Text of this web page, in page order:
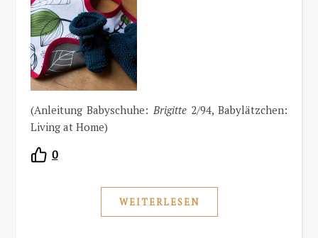
(Anleitung Babyschuhe: Brigitte2/94, Babylätzchen:
Living at Home)
0
WEITERLESEN